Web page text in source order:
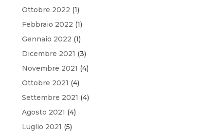
Ottobre 2022 (1)
Febbraio 2022 (1)
Gennaio 2022 (1)
Dicembre 2021 (3)
Novembre 2021 (4)
Ottobre 2021 (4)
Settembre 2021 (4)
Agosto 2021 (4)
Luglio 2021 (5)